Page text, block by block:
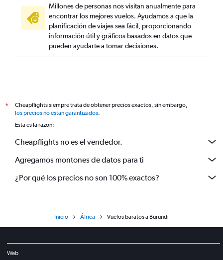
Millones de personas nos visitan anualmente para
encontrar los mejores vuelos. Ayudamos a que la
planificación de viajes sea fácil, proporcionando
información útil y gráficos basados en datos que
pueden ayudarte a tomar decisiones.
*
Cheapflights siempre trata de obtener precios exactos, sin embargo,
los precios no están garantizados.
Esta es la razón:
Cheapflights no es el vendedor.
Agregamos montones de datos para ti
¿Por qué los precios no son 100% exactos?
Inicio África Vuelos baratos a Burundi
Web